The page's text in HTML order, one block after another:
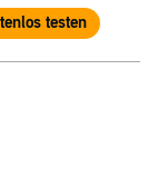
grader books
book.” —A
testen